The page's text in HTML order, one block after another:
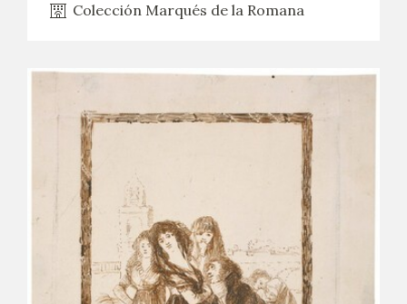
Colección Marqués de la Romana